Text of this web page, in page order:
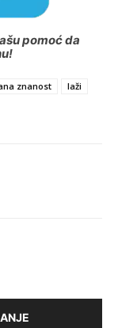
pomoć da
znanost
laži